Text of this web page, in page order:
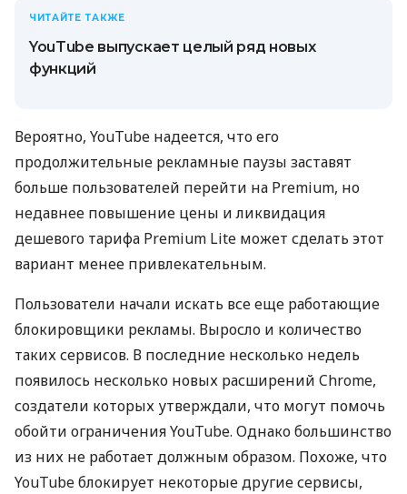
ЧИТАЙТЕ ТАКЖЕ
YouTube выпускает целый ряд новых
функций
Вероятно, YouTube надеется, что его
продолжительные рекламные паузы заставят
больше пользователей перейти на Premium, но
недавнее повышение цены и ликвидация
дешевого тарифа Premium Lite может сделать этот
вариант менее привлекательным.
Пользователи начали искать все еще работающие
блокировщики рекламы. Выросло и количество
таких сервисов. В последние несколько недель
появилось несколько новых расширений Chrome,
создатели которых утверждали, что могут помочь
обойти ограничения YouTube. Однако большинство
из них не работает должным образом. Похоже, что
YouTube блокирует некоторые другие сервисы,